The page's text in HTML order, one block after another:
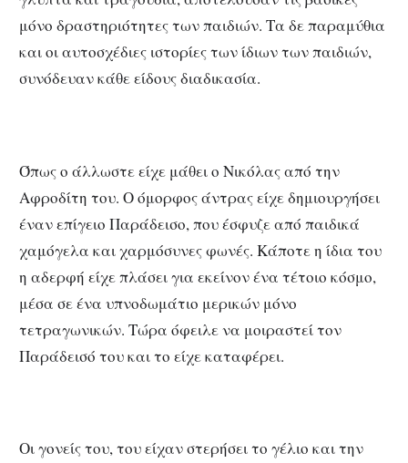
μόνο δραστηριότητες των παιδιών. Τα δε παραμύθια
και οι αυτοσχέδιες ιστορίες των ίδιων των παιδιών,
συνόδευαν κάθε είδους διαδικασία.
Όπως ο άλλωστε είχε μάθει ο Νικόλας από την
Αφροδίτη του. Ο όμορφος άντρας είχε δημιουργήσει
έναν επίγειο Παράδεισο, που έσφυζε από παιδικά
χαμόγελα και χαρμόσυνες φωνές. Κάποτε η ίδια του
η αδερφή είχε πλάσει για εκείνον ένα τέτοιο κόσμο,
μέσα σε ένα υπνοδωμάτιο μερικών μόνο
τετραγωνικών. Τώρα όφειλε να μοιραστεί τον
Παράδεισό του και το είχε καταφέρει.
Οι γονείς του, του είχαν στερήσει το γέλιο και την